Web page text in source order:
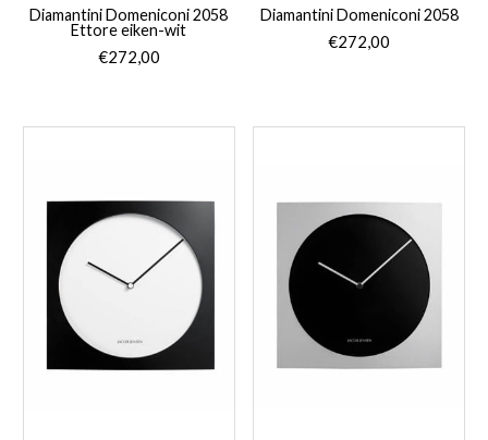
Diamantini Domeniconi 2058
Ettore eiken-wit
€272,00
Diamantini Domeniconi 2058
€272,00